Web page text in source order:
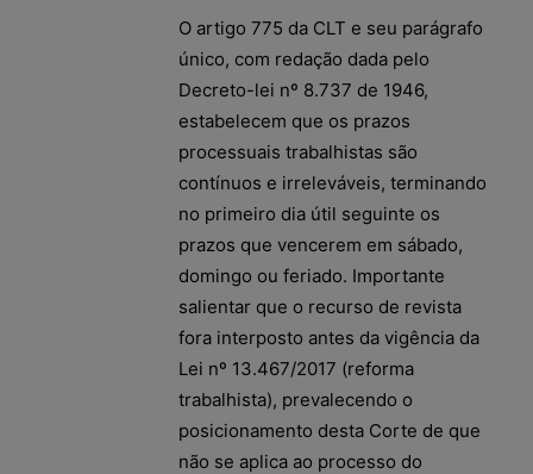
O artigo 775 da CLT e seu parágrafo
único, com redação dada pelo
Decreto-lei nº 8.737 de 1946,
estabelecem que os prazos
processuais trabalhistas são
contínuos e irreleváveis, terminando
no primeiro dia útil seguinte os
prazos que vencerem em sábado,
domingo ou feriado. Importante
salientar que o recurso de revista
fora interposto antes da vigência da
Lei nº 13.467/2017 (reforma
trabalhista), prevalecendo o
posicionamento desta Corte de que
não se aplica ao processo do